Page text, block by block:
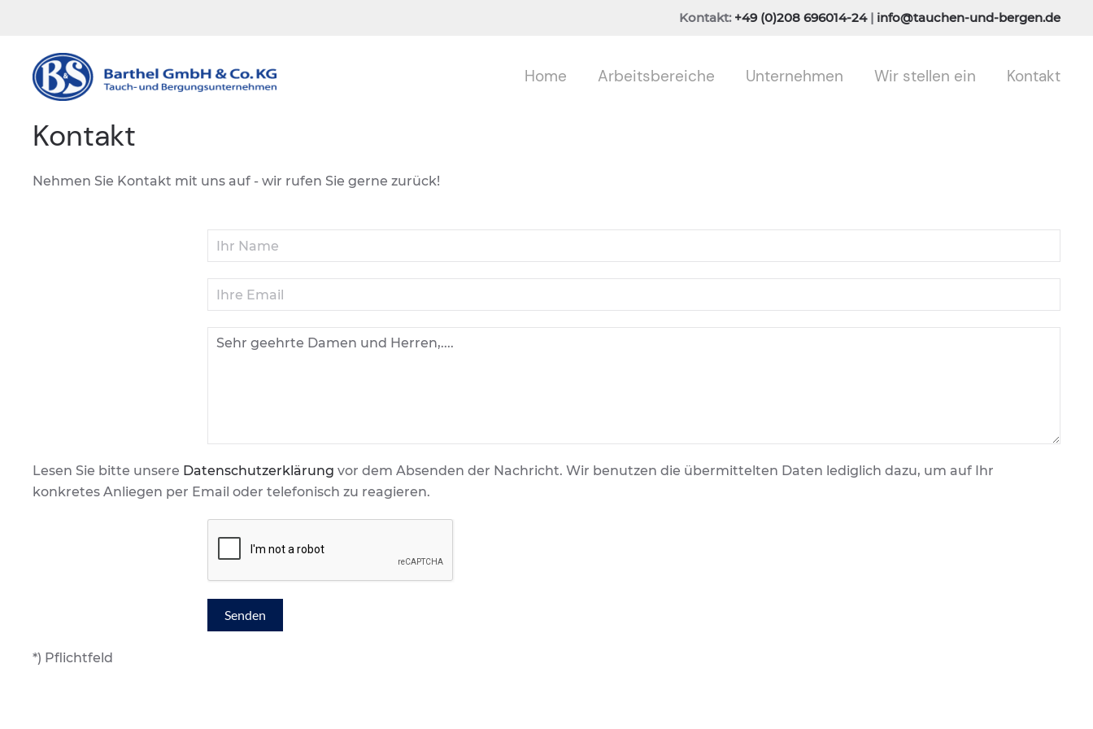
Kontakt: +49 (0)208 696014-24| info@tauchen-und-bergen.de
Home Arbeitsbereiche Unternehmen Wir stellen ein Kontakt
Kontakt
Nehmen Sie Kontakt mit uns auf - wir rufen Sie gerne zurück!
Lesen Sie bitte unsere Datenschutzerklärung vor dem Absenden der Nachricht. Wir benutzen die übermittelten Daten lediglich dazu, um auf Ihr
konkretes Anliegen per Email oder telefonisch zu reagieren.
*) Pflichtfeld